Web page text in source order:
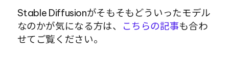
Stable Diffusionがそもそもどういったモデル
なのかが気になる方は、
こちらの記事も合わ
せてご覧ください。